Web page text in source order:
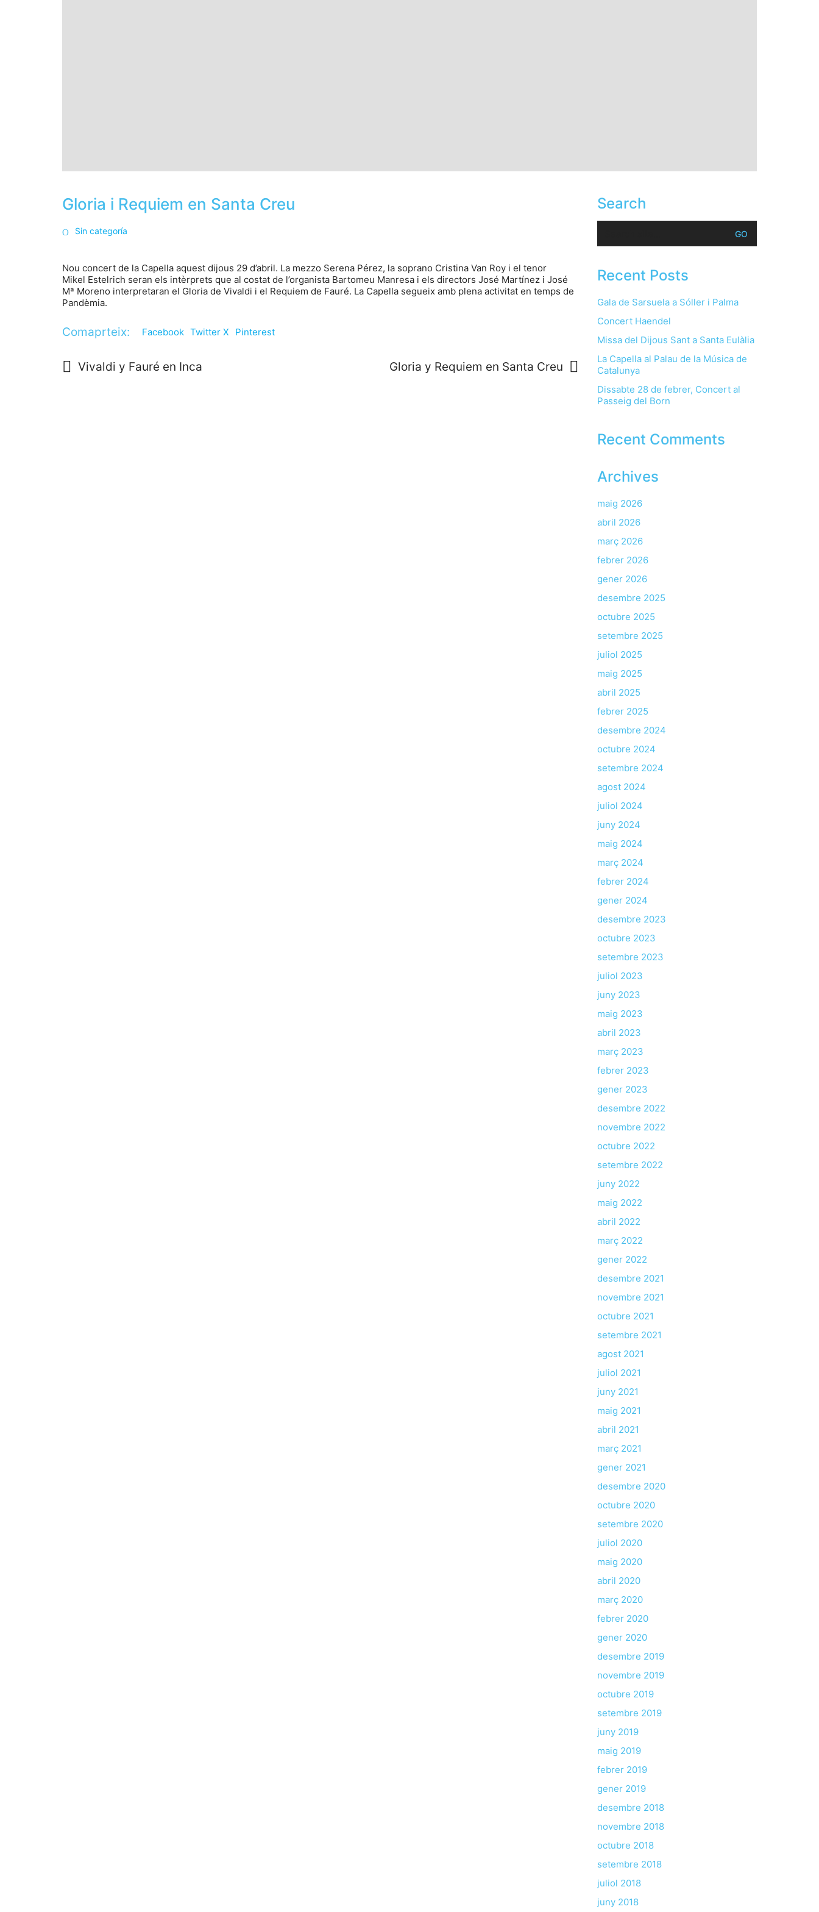
Gloria i Requiem en Santa Creu
Sin categoría
Nou concert de la Capella aquest dijous 29 d’abril. La mezzo Serena Pérez, la soprano Cristina Van Roy i el tenor
Mikel Estelrich seran els intèrprets que al costat de l’organista Bartomeu Manresa i els directors José Martínez i José
Mª Moreno interpretaran el Gloria de Vivaldi i el Requiem de Fauré. La Capella segueix amb plena activitat en temps de
Pandèmia.
Comaprteix: Facebook Twitter X Pinterest
Vivaldi y Fauré en Inca Gloria y Requiem en Santa Creu
Search
Recent Posts
Gala de Sarsuela a Sóller i Palma
Concert Haendel
Missa del Dijous Sant a Santa Eulàlia
La Capella al Palau de la Música de
Catalunya
Dissabte 28 de febrer, Concert al
Passeig del Born
Recent Comments
Archives
maig 2026
abril 2026
març 2026
febrer 2026
gener 2026
desembre 2025
octubre 2025
setembre 2025
juliol 2025
maig 2025
abril 2025
febrer 2025
desembre 2024
octubre 2024
setembre 2024
agost 2024
juliol 2024
juny 2024
maig 2024
març 2024
febrer 2024
gener 2024
desembre 2023
octubre 2023
setembre 2023
juliol 2023
juny 2023
maig 2023
abril 2023
març 2023
febrer 2023
gener 2023
desembre 2022
novembre 2022
octubre 2022
setembre 2022
juny 2022
maig 2022
abril 2022
març 2022
gener 2022
desembre 2021
novembre 2021
octubre 2021
setembre 2021
agost 2021
juliol 2021
juny 2021
maig 2021
abril 2021
març 2021
gener 2021
desembre 2020
octubre 2020
setembre 2020
juliol 2020
maig 2020
abril 2020
març 2020
febrer 2020
gener 2020
desembre 2019
novembre 2019
octubre 2019
setembre 2019
juny 2019
maig 2019
febrer 2019
gener 2019
desembre 2018
novembre 2018
octubre 2018
setembre 2018
juliol 2018
juny 2018